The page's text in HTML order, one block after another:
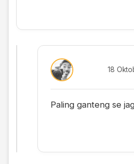
18
Paling ganteng se